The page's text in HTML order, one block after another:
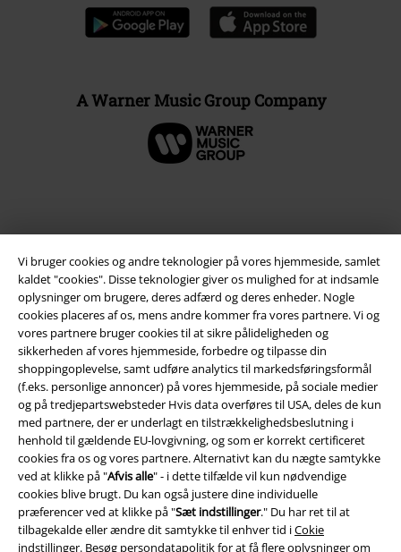
Vi bruger cookies og andre teknologier på vores hjemmeside, samlet
kaldet "cookies". Disse teknologier giver os mulighed for at indsamle
oplysninger om brugere, deres adfærd og deres enheder. Nogle
cookies placeres af os, mens andre kommer fra vores partnere. Vi og
vores partnere bruger cookies til at sikre pålideligheden og
sikkerheden af ​​vores hjemmeside, forbedre og tilpasse din
shoppingoplevelse, samt udføre analytics til markedsføringsformål
(f.eks. personlige annoncer) på vores hjemmeside, på sociale medier
og på tredjepartswebsteder Hvis data overføres til USA, deles de kun
med partnere, der er underlagt en tilstrækkelighedsbeslutning i
henhold til gældende EU-lovgivning, og som er korrekt certificeret
cookies fra os og vores partnere. Alternativt kan du nægte samtykke
ved at klikke på "Afvis alle" - i dette tilfælde vil kun nødvendige
cookies blive brugt. Du kan også justere dine individuelle
præferencer ved at klikke på "Sæt indstillinger." Du har ret til at
tilbagekalde eller ændre dit samtykke til enhver tid iCokie
indstillinger. Besøg persondatapolitikfor at få flere oplysninger om
A Warner Music Group Company
Juridisk
Salgs-, medlems- & leveringsbetingelser
Om EMP Danmark
Persondatapolitik
Bortskaffelse af affald og miljøbeskyttelse